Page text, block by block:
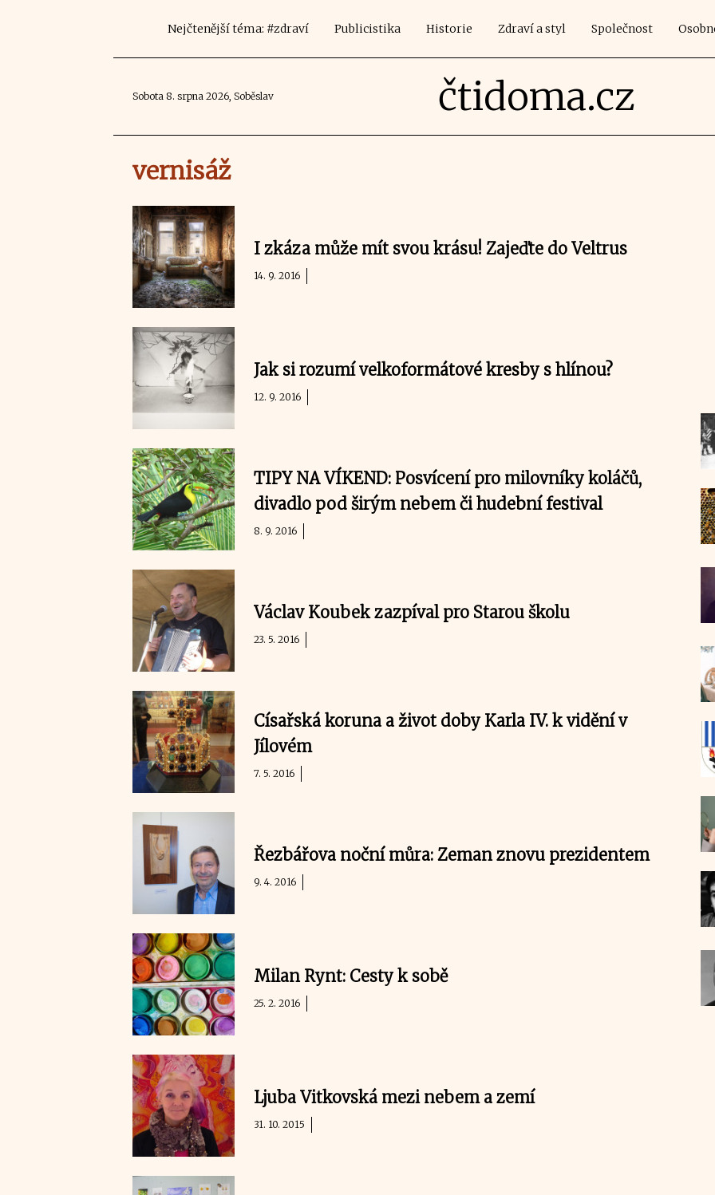
Nejčtenější téma: #zdraví Publicistika Historie Zdraví a styl Společnost
Sobota 8. srpna 2026, Soběslav čtidoma.cz
vernisáž
I zkáza může mít svou krásu! Zajeďte do Veltrus
14. 9. 2016
Jak si rozumí velkoformátové kresby s hlínou?
12. 9. 2016
TIPY NA VÍKEND: Posvícení pro milovníky koláčů,
divadlo pod širým nebem či hudební festival
8. 9. 2016
Václav Koubek zazpíval pro Starou školu
23. 5. 2016
Císařská koruna a život doby Karla IV. k vidění v
Jílovém
7. 5. 2016
Řezbářova noční můra: Zeman znovu prezidentem
9. 4. 2016
Milan Rynt: Cesty k sobě
25. 2. 2016
Ljuba Vitkovská mezi nebem a zemí
31. 10. 2015